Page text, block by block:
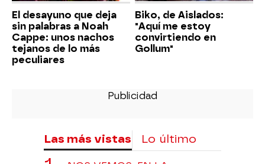
El desayuno que deja
sin palabras a Noah
Cappe: unos nachos
tejanos de lo más
peculiares
Biko, de Aislados:
"Aquí me estoy
convirtiendo en
Gollum"
Las más vistas Lo último